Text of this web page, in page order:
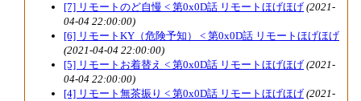
[7] リモートのど自慢 < 第0x0D話 リモートほげほげ (2021-
04-04 22:00:00)
[6] リモートKY（危険予知） < 第0x0D話 リモートほげほげ
(2021-04-04 22:00:00)
[5] リモートお着替え < 第0x0D話 リモートほげほげ (2021-
04-04 22:00:00)
[4] リモート無茶振り < 第0x0D話 リモートほげほげ (2021-